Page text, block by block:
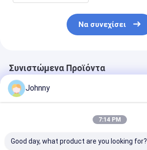
Να συνεχίσει
Συνιστώμενα Προϊόντα
Johnny
7:14 PM
Good day, what product are you looking for?